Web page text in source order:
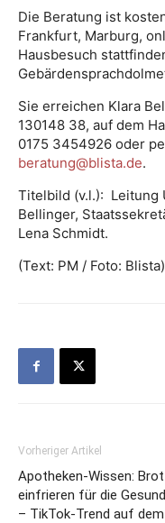
Die Beratung ist
Frankfurt, Marburg,
Hausbesuch
Sie erreichen Klara
130148 38, auf dem
0175 3454926 oder
beratung@blista.de.
Titelbild (v.l.): Leitung
Bellinger,
Lena Schmidt.
(Text: PM / Foto: Blista)
Vorheriger Artikel
Apotheken-Wissen: Brot
einfrieren für die
– TikTok-Trend auf dem